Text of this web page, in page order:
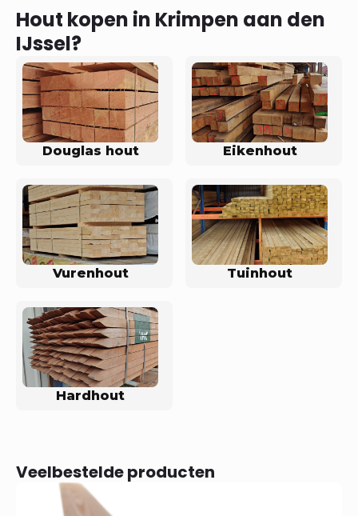
Hout kopen in Krimpen aan den
IJssel?
Douglas hout Eikenhout
Vurenhout Tuinhout
Hardhout
Veelbestelde producten